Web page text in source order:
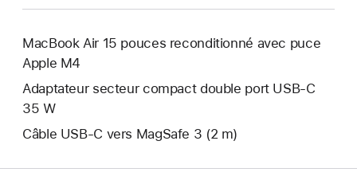
MacBook Air 15 pouces reconditionné avec puce
Apple M4
Adaptateur secteur compact double port USB-C
35 W
Câble USB-C vers MagSafe 3 (2 m)